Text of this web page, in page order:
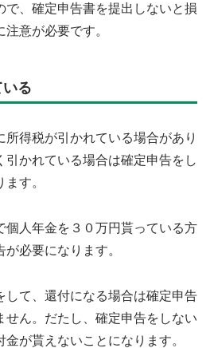
で、確定申告書を提出しないと損
意が必要です。
る
得税が引かれている場合があり
引かれている場合は確定申告をし
す。
個人年金を３０万円貰っている方
必要になります。
して、還付になる場合は確定申告
せん。だたし、確定申告をしない
が貰えないことになります。